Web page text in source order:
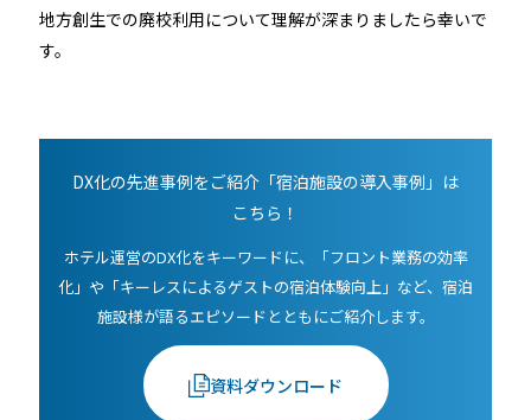
地方創生での廃校利用について理解が深まりましたら幸いで
す。
DX化の先進事例をご紹介「宿泊施設の導入事例」は
こちら！
ホテル運営のDX化をキーワードに、「フロント業務の効率
化」や「キーレスによるゲストの宿泊体験向上」など、宿泊
施設様が語るエピソードとともにご紹介します。
資料ダウンロード